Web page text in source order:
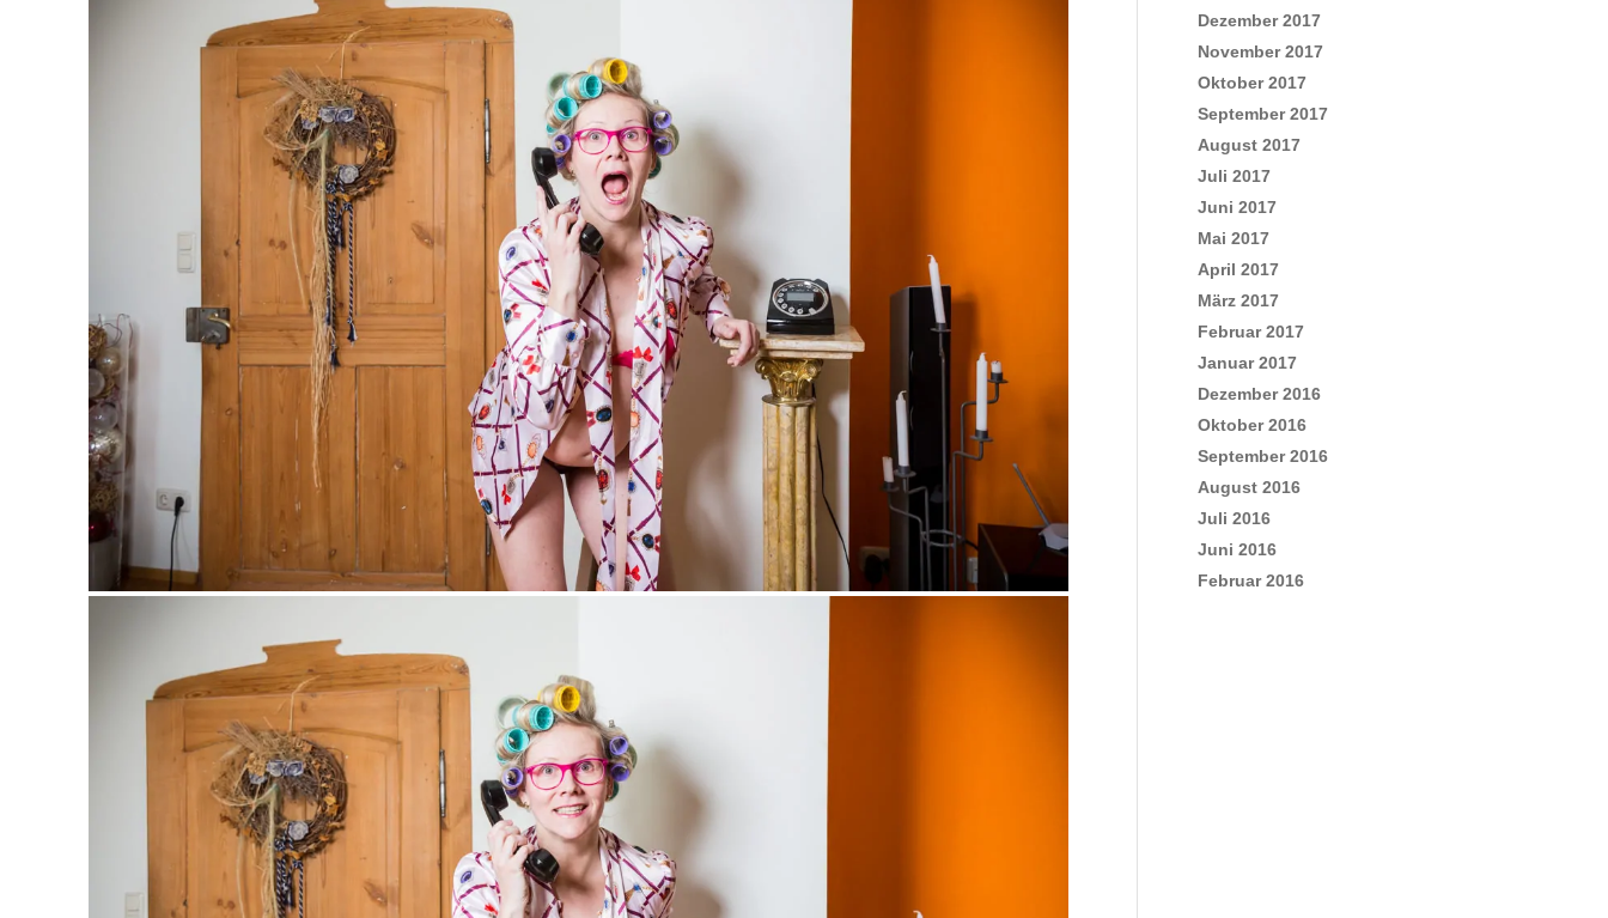
Dezember 2017
November 2017
Oktober 2017
September 2017
August 2017
Juli 2017
Juni 2017
Mai 2017
April 2017
März 2017
Februar 2017
Januar 2017
Dezember 2016
Oktober 2016
September 2016
August 2016
Juli 2016
Juni 2016
Februar 2016